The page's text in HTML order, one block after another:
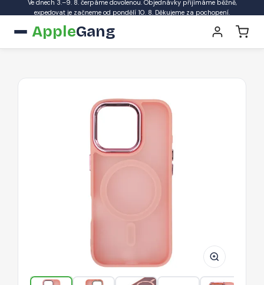
Ve dnech 3.–9. 8. čerpáme dovolenou. Objednávky přijímáme běžně,
expedovat je začneme od pondělí 10. 8. Děkujeme za pochopení.
AppleGang
MagSafe
pro